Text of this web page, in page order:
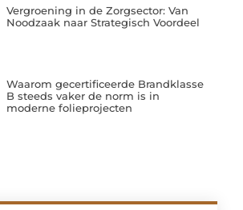
Vergroening in de Zorgsector: Van
Noodzaak naar Strategisch Voordeel
Waarom gecertificeerde Brandklasse
B steeds vaker de norm is in
moderne folieprojecten